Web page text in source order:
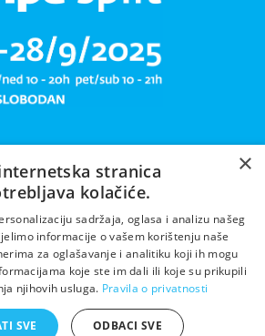
mrižu svoju!
×
stranica
kolačiće.
sadržaja, oglasa i analizu našeg
informacije o vašem korištenju naše
za oglašavanje i analitiku koji ih mogu
koje ste im dali ili koje su prikupili
njihovih usluga. Pravila o privatnosti
SVE ODBACI SVE